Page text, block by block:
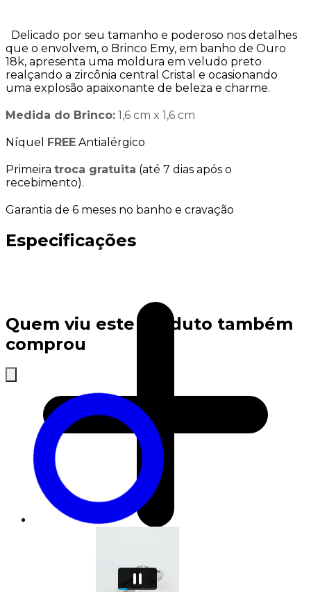
Delicado por seu tamanho e poderoso nos detalhes
que o envolvem, o Brinco Emy, em banho de Ouro
18k, apresenta uma moldura em veludo preto
realçando a zircônia central Cristal e ocasionando
uma explosão apaixonante de beleza e charme.
Medida do Brinco: 1,6 cm x 1,6 cm
Níquel FREE Antialérgico
Primeira troca gratuita (até 7 dias após o
recebimento).
Garantia de 6 meses no banho e cravação
Especificações
Quem viu este produto também
comprou